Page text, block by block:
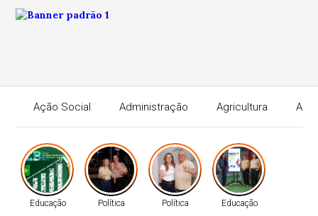
Ação Social Administração Agricultura
Educação Política Política Educação